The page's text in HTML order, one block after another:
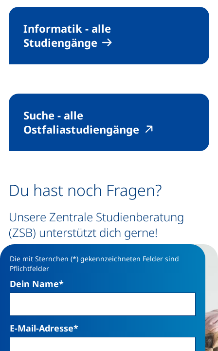
Informatik - alle
Studiengänge
Suche - alle
Ostfaliastudiengänge(externer
Du hast noch Fragen?
Unsere Zentrale Studienberatung
(ZSB) unterstützt dich gerne!
Die mit Sternchen (*) gekennzeichneten Felder sind
Pflichtfelder
Dein Name*
E-Mail-Adresse*